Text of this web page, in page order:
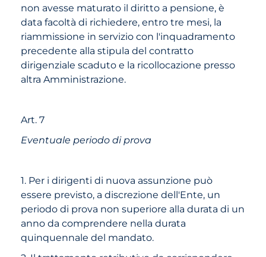
non avesse maturato il diritto a pensione, è
data facoltà di richiedere, entro tre mesi, la
riammissione in servizio con l'inquadramento
precedente alla stipula del contratto
dirigenziale scaduto e la ricollocazione presso
altra Amministrazione.
Art. 7
Eventuale periodo di prova
1. Per i dirigenti di nuova assunzione può
essere previsto, a discrezione dell'Ente, un
periodo di prova non superiore alla durata di un
anno da comprendere nella durata
quinquennale del mandato.